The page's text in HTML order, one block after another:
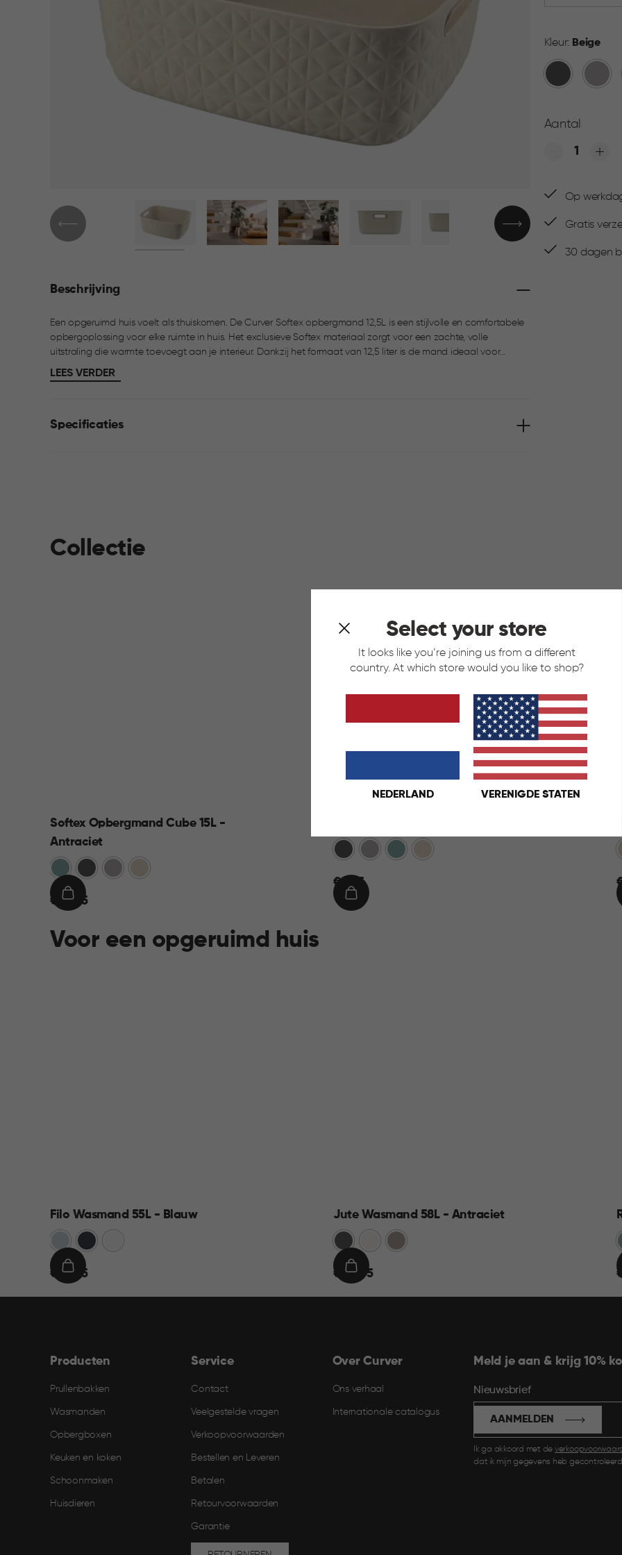
Select your store
It looks like you’re joining us from a different
country. At which store would you like to shop?
NEDERLAND VERENIGDE STATEN
Kleur: Beige
AntracietTaupe
Aantal
Quantity:
Op
Gratis
30 dagen
Beschrijving
Een opgeruimd huis voelt als thuiskomen. De Curver Softex opbergmand 12,5L is een stijlvolle en comfortabele
opbergoplossing voor elke ruimte in huis. Het exclusieve Softex materiaal zorgt voor een zachte, volle
uitstraling die warmte toevoegt aan je interieur. Dankzij het formaat van 12,5 liter is de mand ideaal voor
plaids, tijdschriften, speelgoed, kantoorspullen of accessoires. De comfortabele handgrepen maken hem
prettig in gebruik. Perfect te combineren met andere Softex manden.
LEES VERDER
Specificaties
Collectie
Softex Opbergmand Cube 15L -
Antraciet
BlauwAntraciet
TaupeBeige
€€ 10,95
IN
Antraciet
TaupeBlauwBeige
€
9,95
€ 9,95
IN
€
Voor een opgeruimd huis
Filo Wasmand 55L - Blauw
BlauwAntraciet
€€ 21,95
IN
Jute Wasmand 58L - Antraciet
Antraciet Taupe
€€ 22,95
IN
€
Producten
Prullenbakken
Wasmanden
Opbergboxen
Keuken en koken
Schoonmaken
Huisdieren
Service
Contact
Veelgestelde vragen
Verkoopvoorwaarden
Bestellen en Leveren​
Betalen
Retourvoorwaarden
Garantie
Over Curver
Ons verhaal
Internationale catalogus
Meld je aan & krijg 10%
Nieuwsbrief
Ik ga akkoord met de
dat ik mijn gegevens heb
AANMELDEN